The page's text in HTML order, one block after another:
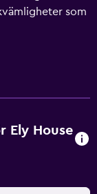
som
Hotel
inredda
Ely House